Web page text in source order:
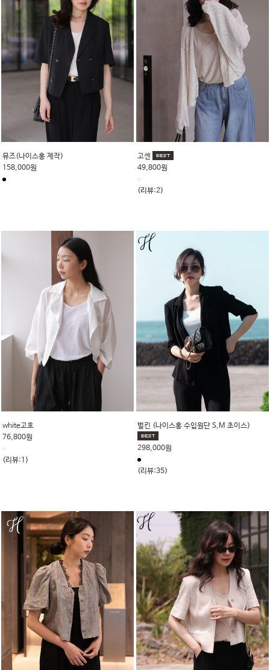
뮤즈(나이스홍 제작)
158,000원
고센
49,800원
(리뷰:2)
white고흐
76,800원
(리뷰:1)
벌킨 (나이스홍 수입원단 S,M 초이스)
298,000원
(리뷰:35)